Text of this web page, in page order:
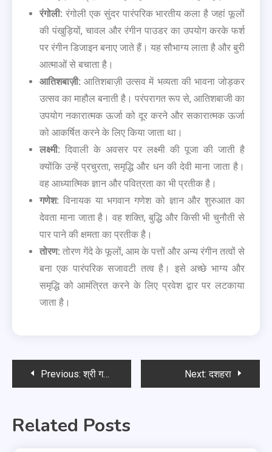
रंगोली: रंगोली एक सुंदर पारंपरिक भारतीय कला है जहां फूलों
की पंखुड़ियों, चावल और रंगीन पाउडर का उपयोग करके फर्श
पर रंगीन डिजाइन बनाए जाते हैं। यह सौभाग्य लाता है और बुरी
आत्माओं से बचाता है।
आतिशबाज़ी: आतिशबाज़ी उत्सव में भव्यता की भावना जोड़कर
उत्सव का माहौल बनाती है। परंपरागत रूप से, आतिशबाजी का
उपयोग नकारात्मक ऊर्जा को दूर करने और सकारात्मक ऊर्जा
को आकर्षित करने के लिए किया जाता था।
लक्ष्मी: दिवाली के अवसर पर लक्ष्मी की पूजा की जाती है
क्योंकि उन्हें प्रचुरता, समृद्धि और धन की देवी माना जाता है।
वह आध्यात्मिक ज्ञान और पवित्रता का भी प्रतीक है।
गणेश: विनायक या भगवान गणेश को ज्ञान और शुरुआत का
देवता माना जाता है। वह शक्ति, बुद्धि और किसी भी चुनौती से
पार पाने की क्षमता का प्रतीक है।
तोरण: तोरण गेंदे के फूलों, आम के पत्तों और अन्य रंगीन तत्वों से
बना एक पारंपरिक सजावटी तत्व है। इसे अच्छे भाग्य और
समृद्धि को आमंत्रित करने के लिए प्रवेश द्वार पर लटकाया
जाता है।
Previous: श्री गणेश मंगलाष्टक Next: दशहरा
Related Posts